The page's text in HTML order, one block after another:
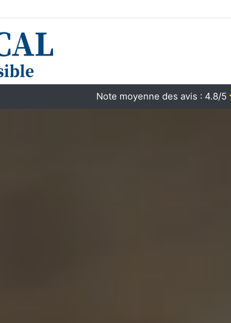
Note moyenne des avis : 4.8/5